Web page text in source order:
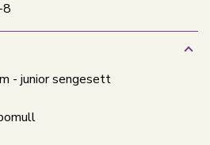
- junior sengesett